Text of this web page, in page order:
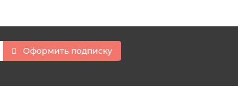
Оформить подписку